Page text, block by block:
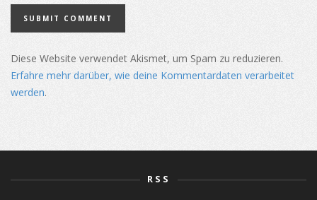
Diese Website verwendet Akismet, um Spam zu reduzieren.
Erfahre mehr darüber, wie deine Kommentardaten verarbeitet
werden.
RSS